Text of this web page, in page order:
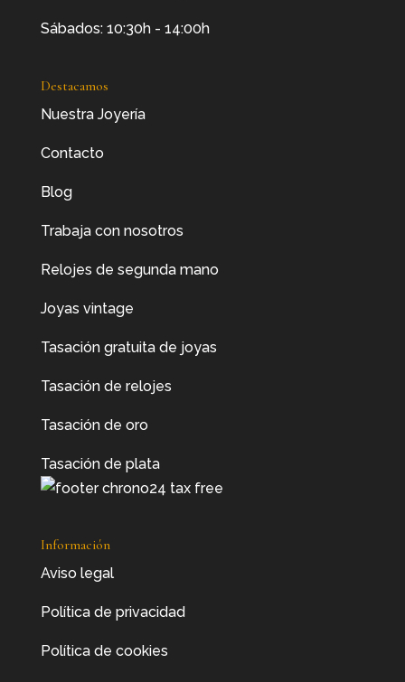
Sábados: 10:30h - 14:00h
Destacamos
Nuestra Joyería
Contacto
Blog
Trabaja con nosotros
Relojes de segunda mano
Joyas vintage
Tasación gratuita de joyas
Tasación de relojes
Tasación de oro
Tasación de plata
Información
Aviso legal
Política de privacidad
Política de cookies